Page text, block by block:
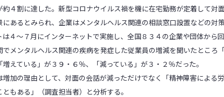
約４割に達した。新型コロナウイルス禍を機に在宅勤務が定着して対
にあるとみられ、企業はメンタルヘルス関連の相談窓口設置などの対策
４～７月にインターネットで実施し、全国８３４の企業や団体から回
メンタルヘルス関連の疾病を発症した従業員の増減を聞いたところ
増えている」が３９・６％、「減っている」が３・２％だった。
加の理由として、対面の会話が減っただけでなく「精神障害による
もある」（調査担当者）と分析する。